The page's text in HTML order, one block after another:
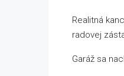
Realitná
radovej
Garáž sa